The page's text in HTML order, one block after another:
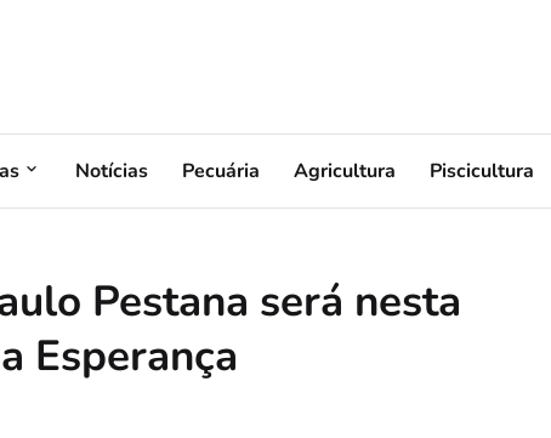
Notícias Pecuária Agricultura Piscicultura
Pestana será nesta
Esperança